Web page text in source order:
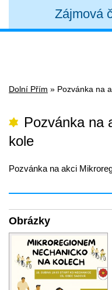
Zájmová
Dolní Přím » Pozvánka na
Pozvánka na
kole
Pozvánka na akci
Obrázky